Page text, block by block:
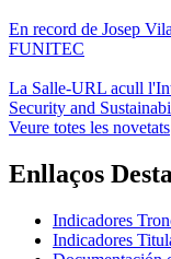
En record de Josep
FUNITEC
La Salle-URL acull
Security and
Veure totes les novetats
Enllaços
Indicadores
Indicadores